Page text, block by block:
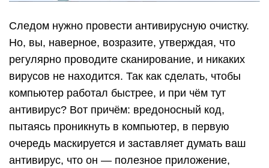
Следом нужно провести антивирусную очистку.
Но, вы, наверное, возразите, утверждая, что
регулярно проводите сканирование, и никаких
вирусов не находится. Так как сделать, чтобы
компьютер работал быстрее, и при чём тут
антивирус? Вот причём: вредоносный код,
пытаясь проникнуть в компьютер, в первую
очередь маскируется и заставляет думать ваш
антивирус, что он — полезное приложение,